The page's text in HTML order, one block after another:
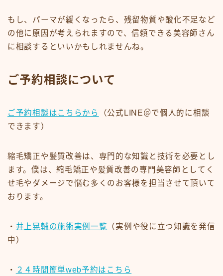
もし、パーマが緩くなったら、残留物質や酸化不足など
の他に原因が考えられますので、信頼できる美容師さん
に相談するといいかもしれませんね。
ご予約相談について
ご予約相談はこちらから
（公式LINE＠で個人的に相談
できます）
縮毛矯正や髪質改善は、専門的な知識と技術を必要とし
ます。僕は、縮毛矯正や髪質改善の専門美容師としてく
せ毛やダメージで悩む多くのお客様を担当させて頂いて
おります。
・ 井上晃輔の施術実例一覧 （実例や役に立つ知識を発信
中）
・ ２４時間簡単web予約はこちら